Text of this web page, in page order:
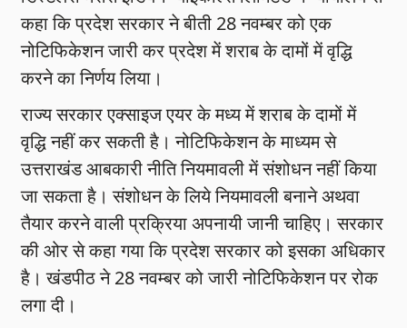
कहा कि प्रदेश सरकार ने बीती 28 नवम्बर को एक
नोटिफिकेशन जारी कर प्रदेश में शराब के दामों में वृद्धि
करने का निर्णय लिया।
राज्य सरकार एक्साइज एयर के मध्य में शराब के दामों में
वृद्धि नहीं कर सकती है। नोटिफिकेशन के माध्यम से
उत्तराखंड आबकारी नीति नियमावली में संशोधन नहीं किया
जा सकता है। संशोधन के लिये नियमावली बनाने अथवा
तैयार करने वाली प्रक्रिया अपनायी जानी चाहिए। सरकार
की ओर से कहा गया कि प्रदेश सरकार को इसका अधिकार
है। खंडपीठ ने 28 नवम्बर को जारी नोटिफिकेशन पर रोक
लगा दी।